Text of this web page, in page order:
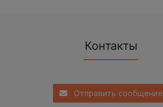
Контакты
Отправить сообщение